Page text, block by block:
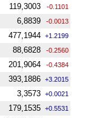
119,3003 -0.1101
6,8839 -0.0013
477,1944 +1.2199
88,6828 -0.2560
201,9064 -0.4384
393,1886 +3.2015
3,3573 +0.0021
179,1535 +0.5531